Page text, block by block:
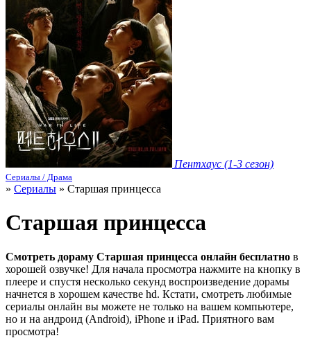
Пентхаус (1-3 сезон)
Сериалы / Драма
» Сериалы » Старшая принцесса
Старшая принцесса
Смотреть дораму Старшая принцесса онлайн бесплатно в
хорошей озвучке! Для начала просмотра нажмите на кнопку в
плеере и спустя несколько секунд воспроизведение дорамы
начнется в хорошем качестве hd. Кстати, смотреть любимые
сериалы онлайн вы можете не только на вашем компьютере,
но и на андроид (Android), iPhone и iPad. Приятного вам
просмотра!